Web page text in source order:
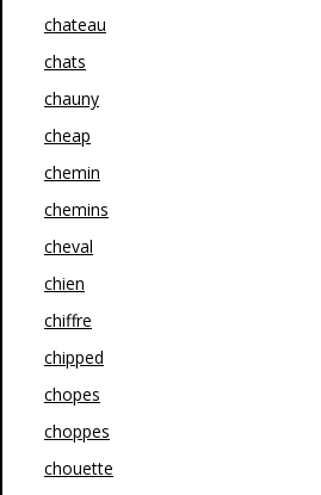
chateau
chats
chauny
cheap
chemin
chemins
cheval
chien
chiffre
chipped
chopes
choppes
chouette